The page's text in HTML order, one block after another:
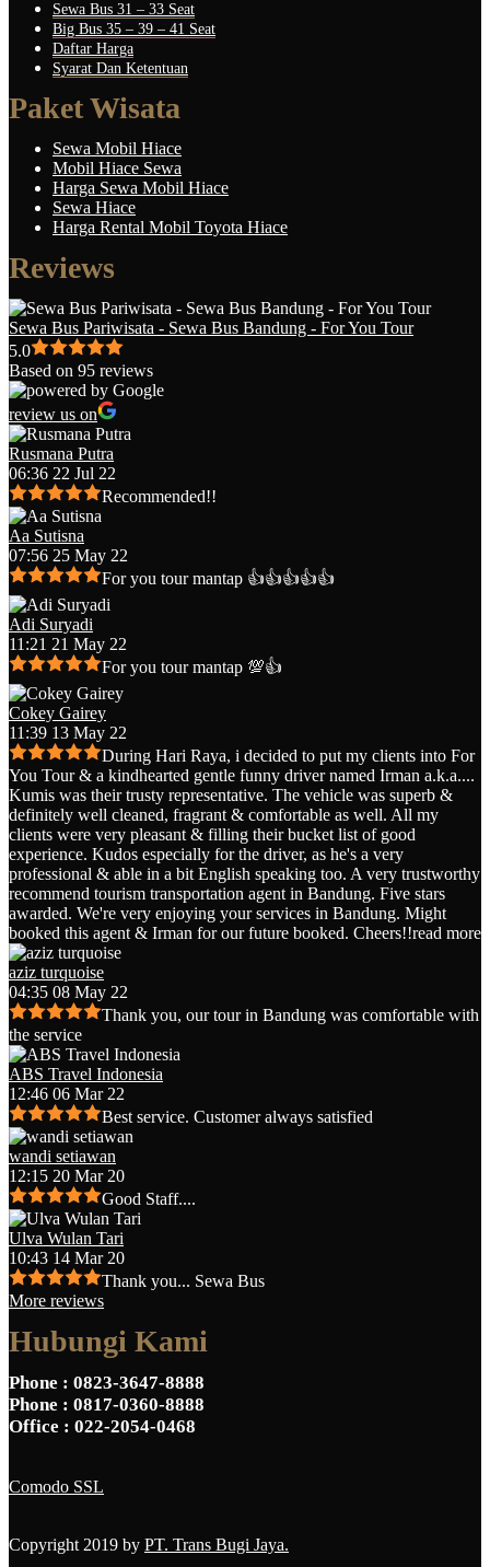
Sewa Bus 31 – 33 Seat
Big Bus 35 – 39 – 41 Seat
Daftar Harga
Syarat Dan Ketentuan
Paket Wisata
Sewa Mobil Hiace
Mobil Hiace Sewa
Harga Sewa Mobil Hiace
Sewa Hiace
Harga Rental Mobil Toyota Hiace
Reviews
Sewa Bus Pariwisata - Sewa Bus Bandung - For You Tour
5.0
Based on 95 reviews
review us on
Rusmana Putra
06:36 22 Jul 22
Recommended!!
Aa Sutisna
07:56 25 May 22
For you tour mantap 👍👍👍👍👍
Adi Suryadi
11:21 21 May 22
For you tour mantap 💯👍
Cokey Gairey
11:39 13 May 22
During Hari Raya, i decided to put my clients into For
You Tour & a kindhearted gentle funny driver named Irman a.k.a....
Kumis was their trusty representative. The vehicle was superb &
definitely well cleaned, fragrant & comfortable as well. All my
clients were very pleasant & filling their bucket list of good
experience. Kudos especially for the driver, as he's a very
professional & able in a bit English speaking too. A very trustworthy
recommend tourism transportation agent in Bandung. Five stars
awarded. We're very enjoying your services in Bandung. Might
booked this agent & Irman for our future booked. Cheers!!read more
aziz turquoise
04:35 08 May 22
Thank you, our tour in Bandung was comfortable with
the service
ABS Travel Indonesia
12:46 06 Mar 22
Best service. Customer always satisfied
wandi setiawan
12:15 20 Mar 20
Good Staff....
Ulva Wulan Tari
10:43 14 Mar 20
Thank you... Sewa Bus
More reviews
Hubungi Kami
Phone : 0823-3647-8888
Phone : 0817-0360-8888
Office : 022-2054-0468
Comodo SSL
Copyright 2019 by PT. Trans Bugi Jaya.